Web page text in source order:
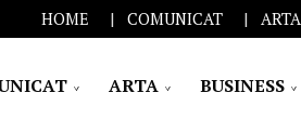
HOME COMUNICAT ARTA
ARTA BUSINESS